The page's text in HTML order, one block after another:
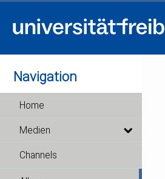
Navigation
Home
Medien
Channels